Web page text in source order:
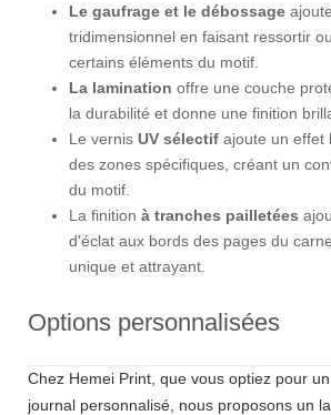
Le gaufrage et le débossage
tridimensionnel en faisant ressortir
certains éléments du motif.
La lamination offre une couche
la durabilité et donne une finition
Le vernis UV sélectifajoute un effet
des zones spécifiques, créant un
du motif.
La finition à tranches pailletées
d'éclat aux bords des pages du
unique et attrayant.
Options personnalisées
Chez Hemei Print, que vous optiez pour
journal personnalisé, nous proposons un